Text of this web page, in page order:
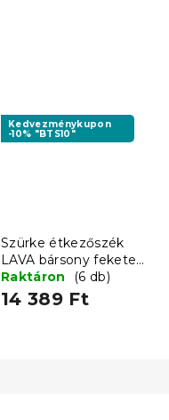
Kedvezménykupon
-10% "BTS10"
Szürke étkezőszék
LAVA bársony fekete
lábakkal
Raktáron (6 db)
14 389 Ft